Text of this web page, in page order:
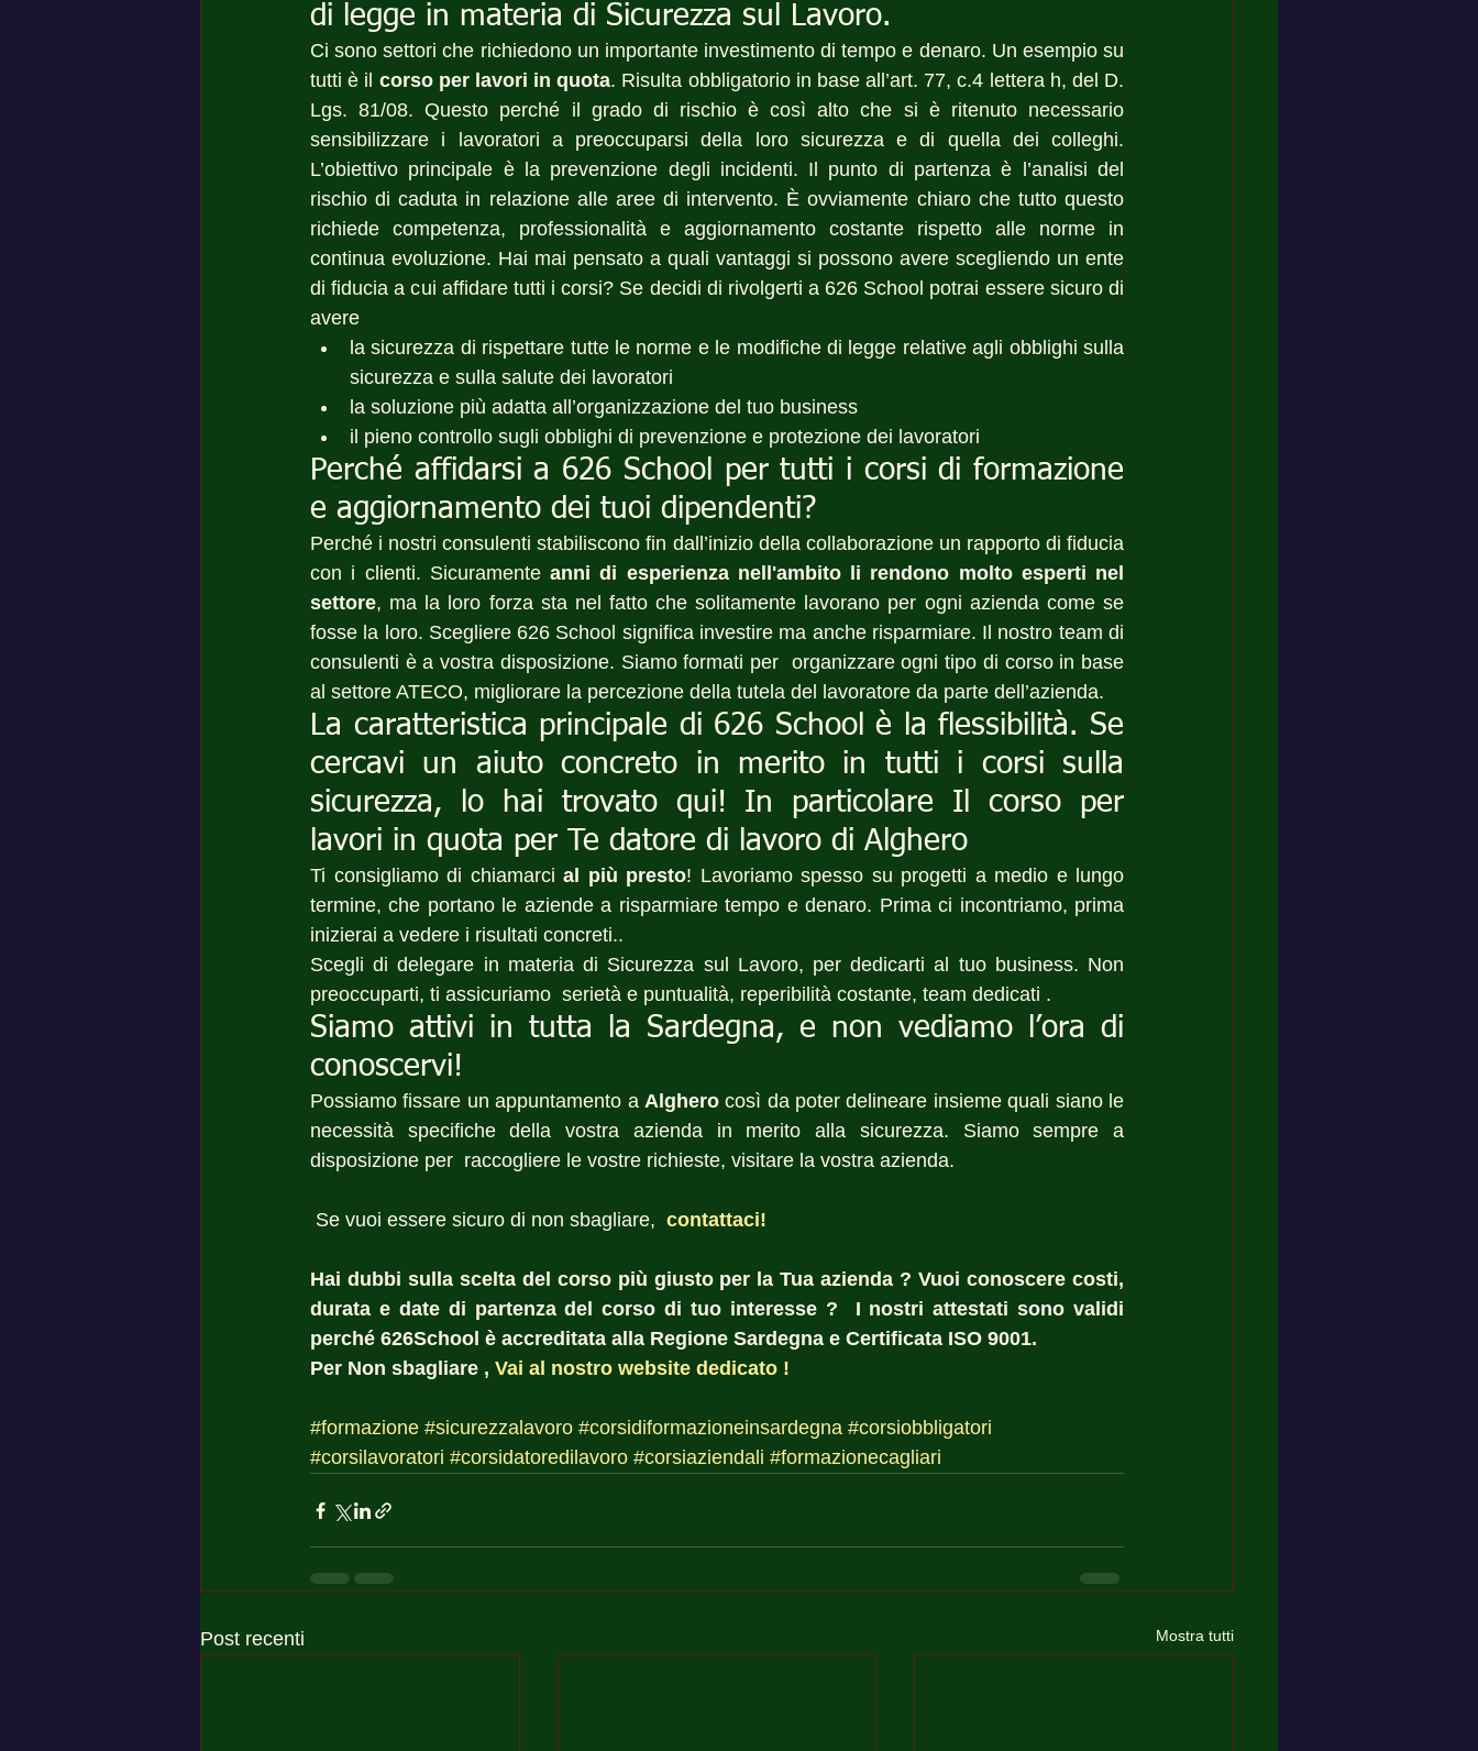
di legge in materia di Sicurezza sul Lavoro.
Ci sono settori che richiedono un importante investimento di tempo e denaro. Un esempio su
tutti è il corso per lavori in quota. Risulta obbligatorio in base all’art. 77, c.4 lettera h, del D.
Lgs. 81/08. Questo perché il grado di rischio è così alto che si è ritenuto necessario
sensibilizzare i lavoratori a preoccuparsi della loro sicurezza e di quella dei colleghi.
L’obiettivo principale è la prevenzione degli incidenti. Il punto di partenza è l’analisi del
rischio di caduta in relazione alle aree di intervento. È ovviamente chiaro che tutto questo
richiede competenza, professionalità e aggiornamento costante rispetto alle norme in
continua evoluzione. Hai mai pensato a quali vantaggi si possono avere scegliendo un ente
di fiducia a cui affidare tutti i corsi? Se decidi di rivolgerti a 626 School potrai essere sicuro di
avere
la sicurezza di rispettare tutte le norme e le modifiche di legge relative agli obblighi sulla
sicurezza e sulla salute dei lavoratori
la soluzione più adatta all’organizzazione del tuo business
il pieno controllo sugli obblighi di prevenzione e protezione dei lavoratori
Perché affidarsi a 626 School per tutti i corsi di formazione
e aggiornamento dei tuoi dipendenti?
Perché i nostri consulenti stabiliscono fin dall’inizio della collaborazione un rapporto di fiducia
con i clienti. Sicuramente anni di esperienza nell'ambito li rendono molto esperti nel
settore, ma la loro forza sta nel fatto che solitamente lavorano per ogni azienda come se
fosse la loro. Scegliere 626 School significa investire ma anche risparmiare. Il nostro team di
consulenti è a vostra disposizione. Siamo formati per  organizzare ogni tipo di corso in base
al settore ATECO, migliorare la percezione della tutela del lavoratore da parte dell’azienda.
La caratteristica principale di 626 School è la flessibilità. Se
cercavi un aiuto concreto in merito in tutti i corsi sulla
sicurezza, lo hai trovato qui! In particolare Il corso per
lavori in quota per Te datore di lavoro di Alghero
Ti consigliamo di chiamarci al più presto! Lavoriamo spesso su progetti a medio e lungo
termine, che portano le aziende a risparmiare tempo e denaro. Prima ci incontriamo, prima
inizierai a vedere i risultati concreti..
Scegli di delegare in materia di Sicurezza sul Lavoro, per dedicarti al tuo business. Non
preoccuparti, ti assicuriamo  serietà e puntualità, reperibilità costante, team dedicati .
Siamo attivi in tutta la Sardegna, e non vediamo l’ora di
conoscervi!
Possiamo fissare un appuntamento a Alghero così da poter delineare insieme quali siano le
necessità specifiche della vostra azienda in merito alla sicurezza. Siamo sempre a
disposizione per  raccogliere le vostre richieste, visitare la vostra azienda.
Se vuoi essere sicuro di non sbagliare, contattaci!
Hai dubbi sulla scelta del corso più giusto per la Tua azienda ? Vuoi conoscere costi,
durata e date di partenza del corso di tuo interesse ?  I nostri attestati sono validi
perché 626School è accreditata alla Regione Sardegna e Certificata ISO 9001.
Per Non sbagliare , Vai al nostro website dedicato !
#formazione #sicurezzalavoro #corsidiformazioneinsardegna #corsiobbligatori
#corsilavoratori #corsidatoredilavoro #corsiaziendali #formazionecagliari
Post recenti Mostra tutti